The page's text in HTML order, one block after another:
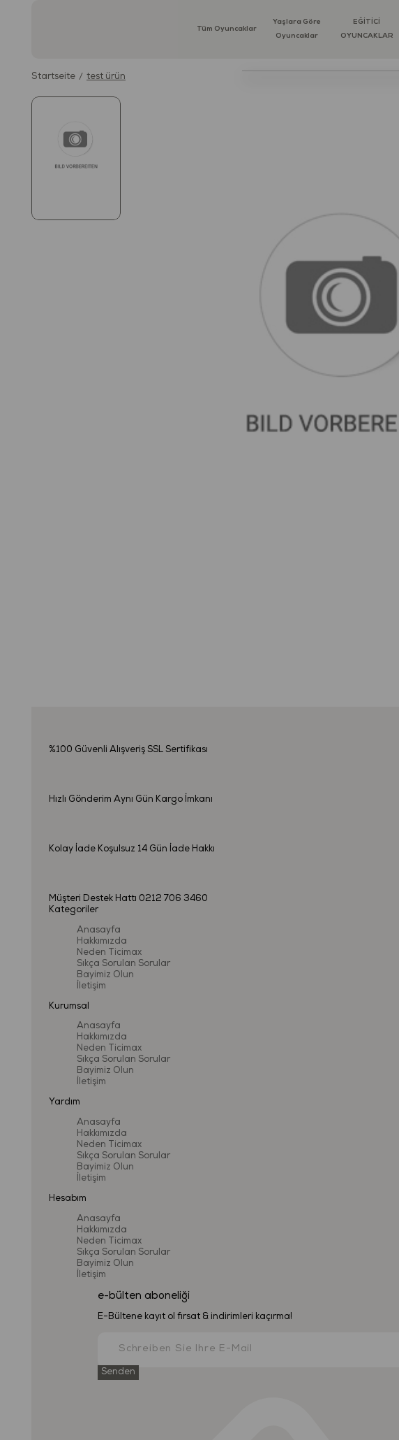
Tüm Oyuncaklar
Yaşlara Göre
Oyuncaklar
EĞİTİCİ
OYUNCAKLAR
Startseite test ürün
%100 Güvenli Alışveriş SSL Sertifikası
Hızlı Gönderim Aynı Gün Kargo İmkanı
Kolay İade Koşulsuz 14 Gün İade Hakkı
Müşteri Destek Hattı 0212 706 3460
Kategoriler
Anasayfa
Hakkımızda
Neden Ticimax
Sıkça Sorulan Sorular
Bayimiz Olun
İletişim
Kurumsal
Anasayfa
Hakkımızda
Neden Ticimax
Sıkça Sorulan Sorular
Bayimiz Olun
İletişim
Yardım
Anasayfa
Hakkımızda
Neden Ticimax
Sıkça Sorulan Sorular
Bayimiz Olun
İletişim
Hesabım
Anasayfa
Hakkımızda
Neden Ticimax
Sıkça Sorulan Sorular
Bayimiz Olun
İletişim
e-bülten aboneliği
E-Bültene kayıt ol fırsat & indirimleri kaçırma!
Senden